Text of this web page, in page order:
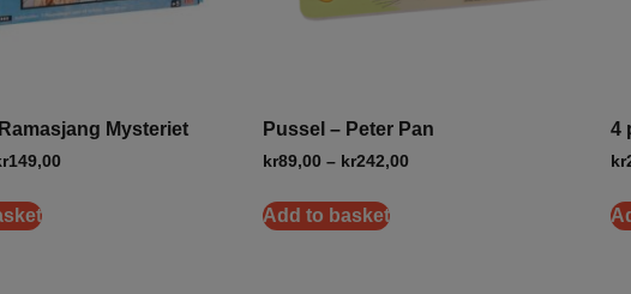
Mysteriet
149,00
Pussel – Peter Pan
kr89,00 – kr242,00
Add to basket
4
kr